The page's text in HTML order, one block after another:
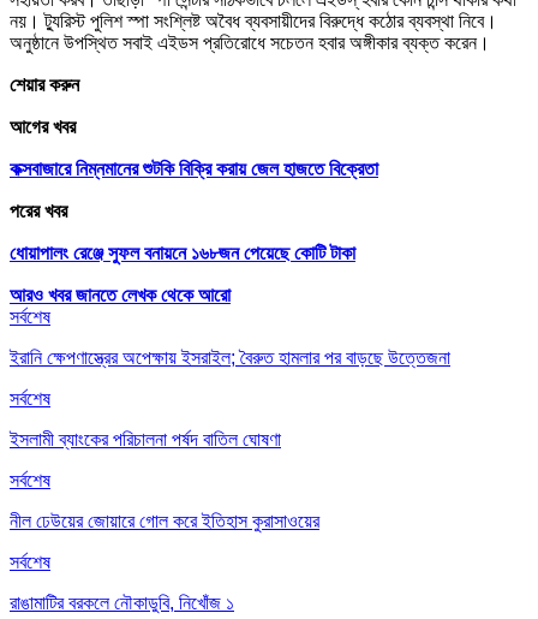
নয়। ট্যুরিস্ট পুলিশ স্পা সংশ্লিষ্ট অবৈধ ব্যবসায়ীদের বিরুদ্ধে কঠোর ব্যবস্থা নিবে।
অনুষ্ঠানে উপস্থিত সবাই এইডস প্রতিরোধে সচেতন হবার অঙ্গীকার ব্যক্ত করেন।
শেয়ার করুন
আগের খবর
কক্সবাজারে নিম্নমানের শুটকি বিক্রি করায় জেল হাজতে বিক্রেতা
পরের খবর
ধোয়াপালং রেঞ্জে সুফল বনায়নে ১৬৮জন পেয়েছে কোটি টাকা
আরও খবর জানতে লেখক থেকে আরো
সর্বশেষ
ইরানি ক্ষেপণাস্ত্রের অপেক্ষায় ইসরাইল; বৈরুত হামলার পর বাড়ছে উত্তেজনা
সর্বশেষ
ইসলামী ব্যাংকের পরিচালনা পর্ষদ বাতিল ঘোষণা
সর্বশেষ
নীল ঢেউয়ের জোয়ারে গোল করে ইতিহাস কুরাসাওয়ের
সর্বশেষ
রাঙামাটির বরকলে নৌকাডুবি, নিখোঁজ ১